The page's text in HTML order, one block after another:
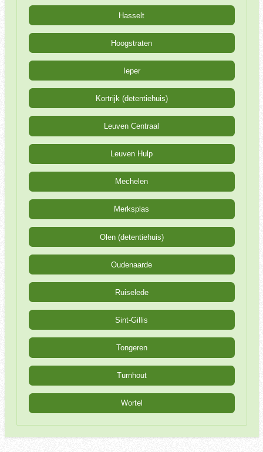
Hasselt
Hoogstraten
Ieper
Kortrijk (detentiehuis)
Leuven Centraal
Leuven Hulp
Mechelen
Merksplas
Olen (detentiehuis)
Oudenaarde
Ruiselede
Sint-Gillis
Tongeren
Turnhout
Wortel